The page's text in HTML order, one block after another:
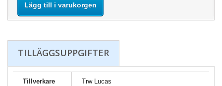
Lägg till i varukorgen
TILLÄGGSUPPGIFTER
Tillverkare Trw Lucas